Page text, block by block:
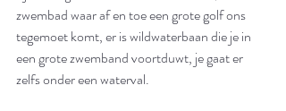
zwembad waar af en toe een grote golf ons
tegemoet komt, er is wildwaterbaan die je in
een grote zwemband voortduwt, je gaat er
zelfs onder een waterval.